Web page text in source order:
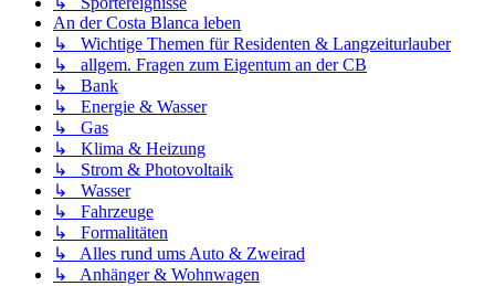
An der Costa Blanca leben
↳ Wichtige Themen für Residenten & Langzeiturlauber
↳ allgem. Fragen zum Eigentum an der CB
↳ Bank
↳ Energie & Wasser
↳ Gas
↳ Klima & Heizung
↳ Strom & Photovoltaik
↳ Wasser
↳ Fahrzeuge
↳ Formalitäten
↳ Alles rund ums Auto & Zweirad
↳ Anhänger & Wohnwagen